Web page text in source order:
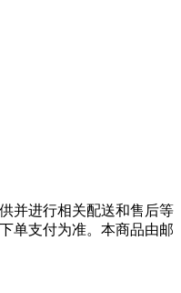
并进行相关配送和售后等
单支付为准。本商品由邮